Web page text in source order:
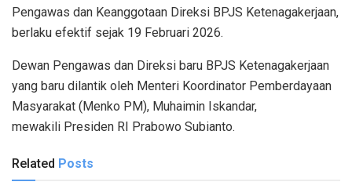
Pengawas dan Keanggotaan Direksi BPJS Ketenagakerjaan,
berlaku efektif sejak 19 Februari 2026.
Dewan Pengawas dan Direksi baru BPJS Ketenagakerjaan
yang baru dilantik oleh Menteri Koordinator Pemberdayaan
Masyarakat (Menko PM), Muhaimin Iskandar,
mewakili Presiden RI Prabowo Subianto.
Related Posts